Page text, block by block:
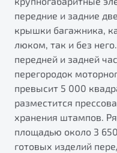
Обзор В наличии
X70
Подробно
Автомобили в
Тест-драйв
Автокредит
Спецпредложения
Будьте еще более
"Помощь на дорогах"
Преимущества
передние и задние
крышки багажника,
люком, так и без
передней и задней
перегородок
превысит 5 000
разместится
хранения штампов.
площадью около 3
готовых изделий